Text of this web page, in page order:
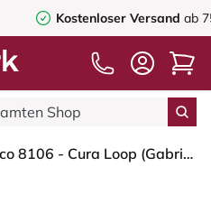
Kostenloser Versandab 75,00€
HÅG Capisco 8106 - Cura Loop (Gabriel) - Recyceltes Polyester - CLP60999 Black - Blush Rose - 265 mm (Sitzhöhe 53-79cm) - Harte Rollen für weiche Böden